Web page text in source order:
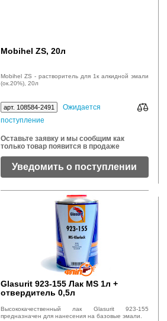
Mobihel ZS, 20л
Mobihel ZS - растворитель для 1к алкидной эмали
(ок.20%), 20л
арт. 108584-2491
Ожидается
поступление
Оставьте заявку и мы сообщим как
только товар появится в продаже
Уведомить о поступлении
Glasurit 923-155 Лак MS 1л +
отвердитель 0,5л
Высококачественный лак Glasurit 923-155
предназначен для нанесения на базовые эмали.